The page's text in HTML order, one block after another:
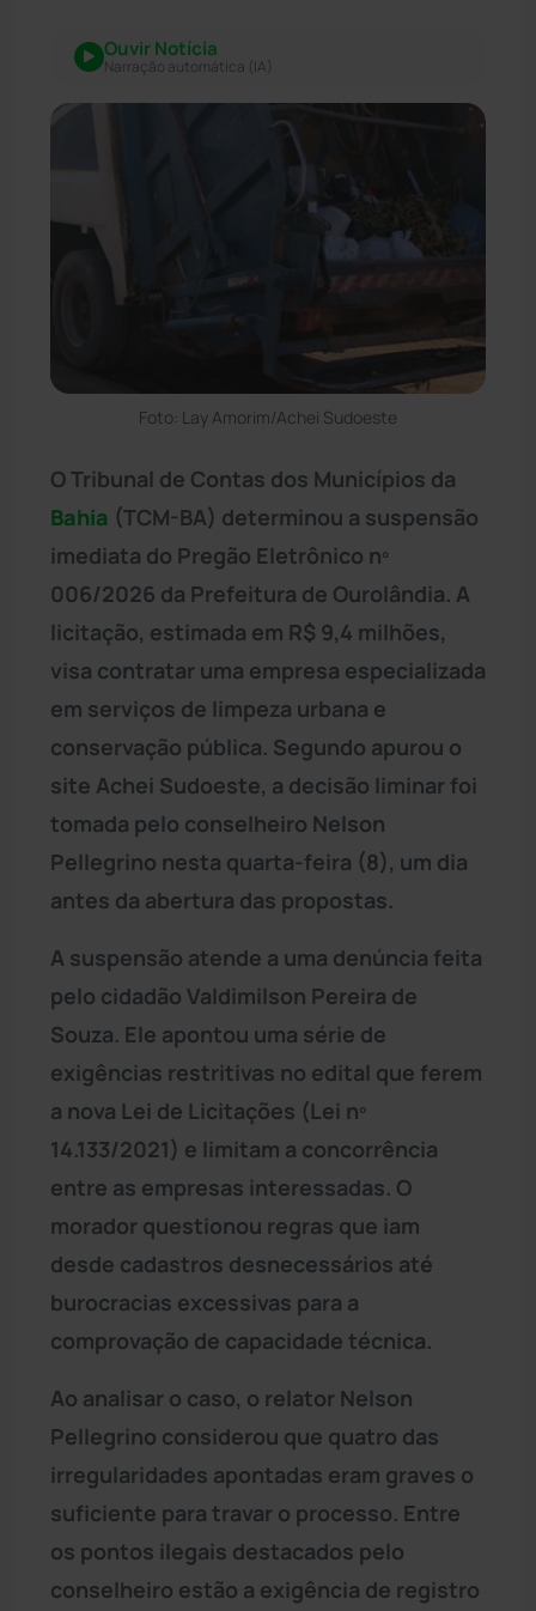
Ouvir Notícia
Narração automática (IA)
Foto: Lay Amorim/Achei Sudoeste
O Tribunal de Contas dos Municípios da
Bahia (TCM-BA) determinou a suspensão
imediata do Pregão Eletrônico nº
006/2026 da Prefeitura de Ourolândia. A
licitação, estimada em R$ 9,4 milhões,
visa contratar uma empresa especializada
em serviços de limpeza urbana e
conservação pública. Segundo apurou o
site Achei Sudoeste, a decisão liminar foi
tomada pelo conselheiro Nelson
Pellegrino nesta quarta-feira (8), um dia
antes da abertura das propostas.
A suspensão atende a uma denúncia feita
pelo cidadão Valdimilson Pereira de
Souza. Ele apontou uma série de
exigências restritivas no edital que ferem
a nova Lei de Licitações (Lei nº
14.133/2021) e limitam a concorrência
entre as empresas interessadas. O
morador questionou regras que iam
desde cadastros desnecessários até
burocracias excessivas para a
comprovação de capacidade técnica.
Ao analisar o caso, o relator Nelson
Pellegrino considerou que quatro das
irregularidades apontadas eram graves o
suficiente para travar o processo. Entre
os pontos ilegais destacados pelo
conselheiro estão a exigência de registro